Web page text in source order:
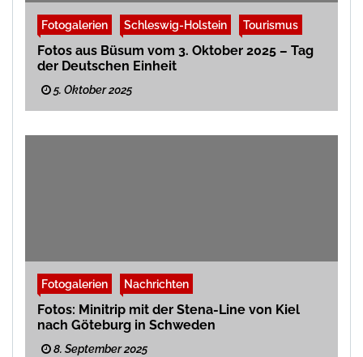
Fotogalerien Schleswig-Holstein Tourismus
Fotos aus Büsum vom 3. Oktober 2025 – Tag
der Deutschen Einheit
5. Oktober 2025
Fotogalerien Nachrichten
Fotos: Minitrip mit der Stena-Line von Kiel
nach Göteburg in Schweden
8. September 2025